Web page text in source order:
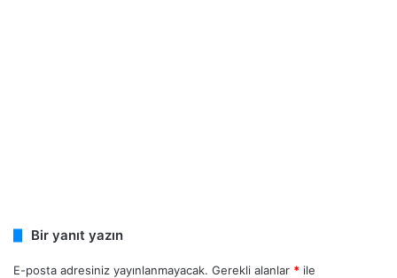
Bir yanıt yazın
E-posta adresiniz yayınlanmayacak. Gerekli alanlar * ile